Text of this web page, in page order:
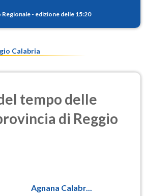
Regionale - edizione delle 15:20
Calabria
tempo delle
di Reggio
Agnana Calabr...